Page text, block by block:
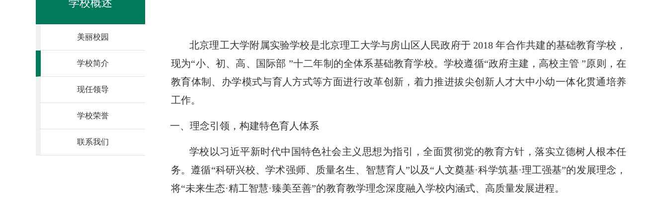
学校概述
美丽校园
学校简介
现任领导
学校荣誉
联系我们
北京理工大学附属实验学校是北京理工大学与房山区人民政府于 2018 年合作共建的基础教育学校，
现为“小、初、高、国际部 ”十二年制的全体系基础教育学校。学校遵循“政府主建，高校主管 ”原则，在
教育体制、办学模式与育人方式等方面进行改革创新，着力推进拔尖创新人才大中小幼一体化贯通培养
工作。
一、理念引领，构建特色育人体系
学校以习近平新时代中国特色社会主义思想为指引，全面贯彻党的教育方针，落实立德树人根本任
务。遵循“科研兴校、学术强师、质量名生、智慧育人”以及“人文奠基·科学筑基·理工强基”的发展理念，
将“未来生态·精工智慧·臻美至善”的教育教学理念深度融入学校内涵式、高质量发展进程。